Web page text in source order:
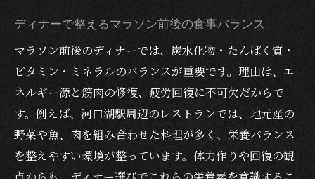
ディナーで整えるマラソン前後の食事バランス
マラソン前後のディナーでは、炭水化物・たんぱく質・
ビタミン・ミネラルのバランスが重要です。理由は、エ
ネルギー源と筋肉の修復、疲労回復に不可欠だからで
す。例えば、河口湖駅周辺のレストランでは、地元産の
野菜や魚、肉を組み合わせた料理が多く、栄養バランス
を整えやすい環境が整っています。体力作りや回復の観